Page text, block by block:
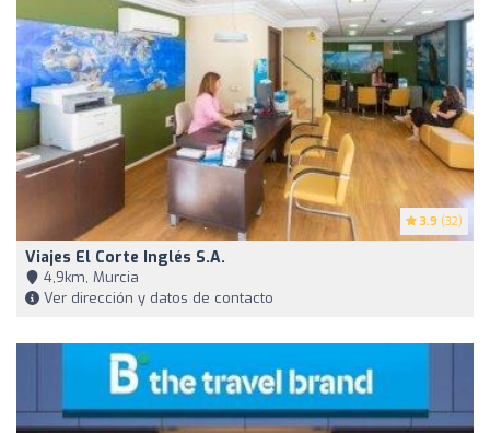
3.9 (32)
Viajes El Corte Inglés S.A.
4,9km, Murcia
Ver dirección y datos de contacto